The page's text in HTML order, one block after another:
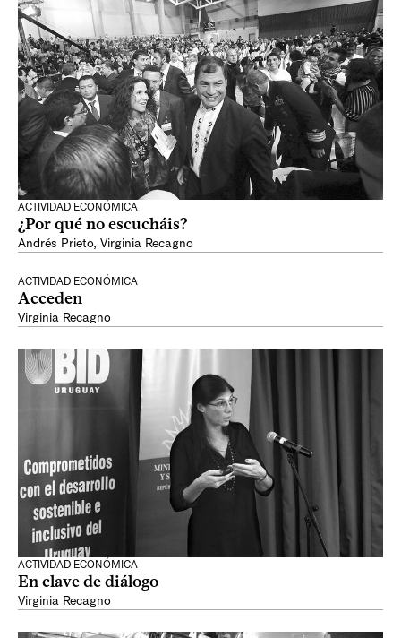
ACTIVIDAD ECONÓMICA
¿Por qué no escucháis?
Andrés Prieto, Virginia Recagno
ACTIVIDAD ECONÓMICA
Acceden
Virginia Recagno
ACTIVIDAD ECONÓMICA
En clave de diálogo
Virginia Recagno